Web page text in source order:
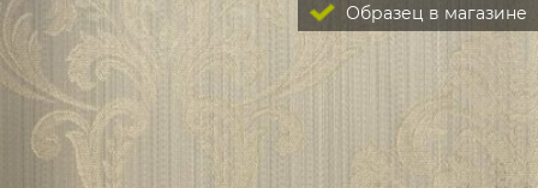
Образец в магазине